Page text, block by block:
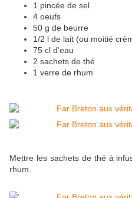
1 pincée de sel
4 oeufs
50 g de beurre
1/2 l de lait (ou moitié
75 cl d'eau
2 sachets de thé
1 verre de rhum
Mettre les sachets de thé à
rhum.